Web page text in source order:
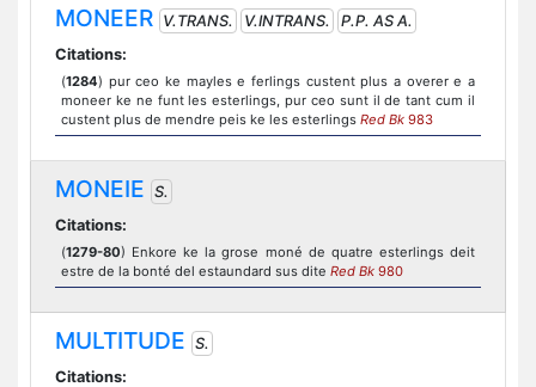
MONEER V.TRANS. V.INTRANS.
P.P. AS A.
Citations:
(1284) pur ceo ke mayles e ferlings custent plus a overer e a
moneer ke ne funt les esterlings, pur ceo sunt il de tant cum il
custent plus de mendre peis ke les esterlings Red Bk 983
MONEIE S.
Citations:
(1279-80) Enkore ke la grose moné de quatre esterlings deit
estre de la bonté del estaundard sus dite Red Bk 980
MULTITUDE S.
Citations: